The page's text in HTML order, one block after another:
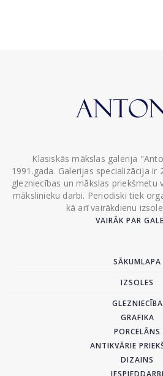
Klasiskās mākslas galerija
1991.gada. Galerijas specializācija ir
glezniecības un mākslas priekšmetu
mākslinieku darbi. Periodiski tiek
kā arī vairākdienu
VAIRĀK PAR
SĀKUMLAPA
IZSOLES
GLEZNIECĪBA
GRAFIKA
PORCELĀNS
ANTIKVĀRIE
DIZAINS
IESPIEDDARBI